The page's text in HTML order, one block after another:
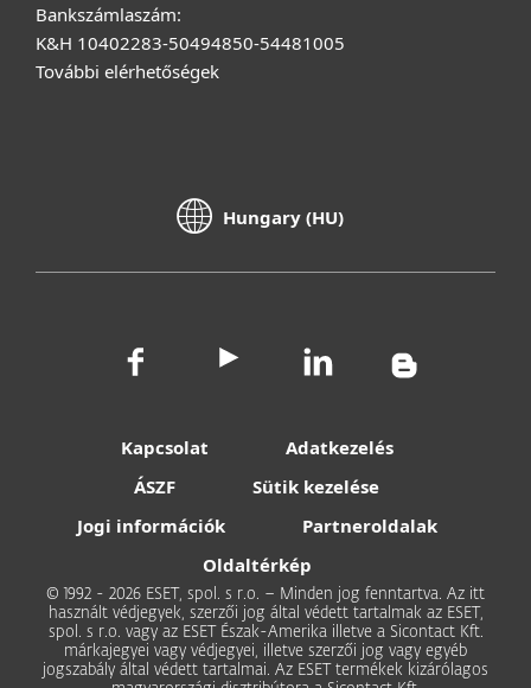
Bankszámlaszám:
K&H 10402283-50494850-54481005
További elérhetőségek
Hungary (HU)
Kapcsolat
Adatkezelés
ÁSZF
Sütik kezelése
Jogi információk
Partneroldalak
Oldaltérkép
© 1992 - 2026 ESET, spol. s r.o. – Minden jog fenntartva. Az itt
használt védjegyek, szerzői jog által védett tartalmak az ESET,
spol. s r.o. vagy az ESET Észak-Amerika illetve a Sicontact Kft.
márkajegyei vagy védjegyei, illetve szerzői jog vagy egyéb
jogszabály által védett tartalmai. Az ESET termékek kizárólagos